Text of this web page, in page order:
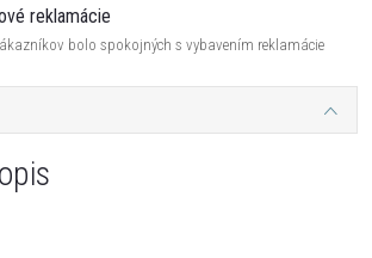
reklamácie
bolo spokojných s vybavením reklamácie